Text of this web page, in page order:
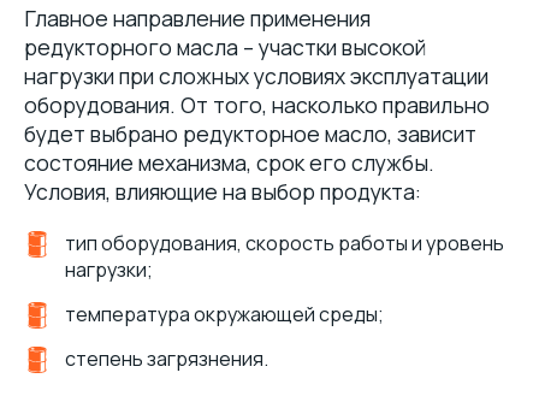
Главное направление применения
редукторного масла – участки высокой
нагрузки при сложных условиях эксплуатации
оборудования. От того, насколько правильно
будет выбрано редукторное масло, зависит
состояние механизма, срок его службы.
Условия, влияющие на выбор продукта:
тип оборудования, скорость работы и уровень
нагрузки;
температура окружающей среды;
степень загрязнения.